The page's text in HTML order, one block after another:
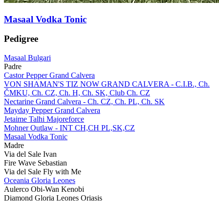
Masaal Vodka Tonic
Pedigree
Masaal Bulgari
Padre
Castor Pepper Grand Calvera
VON SHAMAN'S TIZ NOW GRAND CALVERA - C.I.B., Ch.
ČMKU, Ch. CZ, Ch. H, Ch. SK, Club Ch. CZ
Nectarine Grand Calvera - Ch. CZ, Ch. PL, Ch. SK
Mayday Pepper Grand Calvera
Jetaime Talhi Majoreforce
Mohner Outlaw - INT CH,CH PL,SK,CZ
Masaal Vodka Tonic
Madre
Via del Sale Ivan
Fire Wave Sebastian
Via del Sale Fly with Me
Oceania Gloria Leones
Aulerco Obi-Wan Kenobi
Diamond Gloria Leones Oriasis